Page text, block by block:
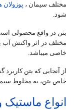
مختلف سیمان ، پوزولان
شود.
بتن در واقع محصولی
مختلف در اثر واکنش
خاصی میباشد.
از آنجایی که بتن
خاص بتن، به مخلوط
انواع ماستیک